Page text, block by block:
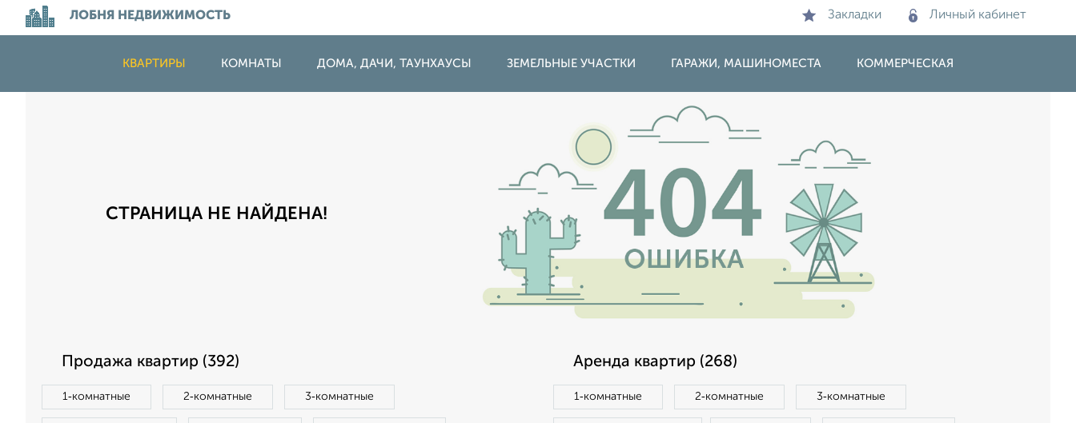
ЛОБНЯ НЕДВИЖИМОСТЬ Закладки Личный кабинет
КВАРТИРЫ КОМНАТЫ ДОМА, ДАЧИ, ТАУНХАУСЫ ЗЕМЕЛЬНЫЕ УЧАСТКИ ГАРАЖИ, МАШИНОМЕСТА КОММЕРЧЕСКАЯ
СТРАНИЦА НЕ НАЙДЕНА!
Продажа квартир (392)
1‑комнатные 2‑комнатные 3‑комнатные
Аренда квартир (268)
1‑комнатные 2‑комнатные 3‑комнатные